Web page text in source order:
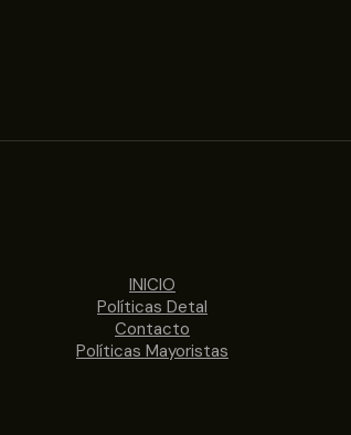
INICIO
Políticas Detal
Contacto
Políticas Mayoristas